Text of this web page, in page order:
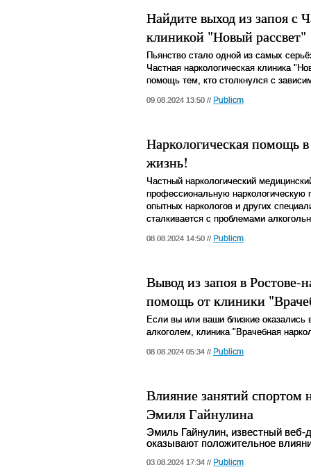
Найдите выход из запоя с
клиникой "Новый рассвет"
Пьянство стало одной из самых
Частная наркологическая клиника
помощь тем, кто столкнулся с
09.08.2024 13:50 // Publicm
Наркологическая помощь
жизнь!
Частный наркологический
профессиональную
опытных наркологов и других
сталкивается с проблемами
08.08.2024 14:50 // Publicm
Вывод из запоя в
помощь от клиники
Если вы или ваши близкие оказались
алкоголем, клиника "Врачебная
08.08.2024 05:34 // Publicm
Влияние занятий спортом
Эмиля Гайнулина
Эмиль Гайнулин, известный веб-
оказывают положительное
03.08.2024 17:34 // Publicm